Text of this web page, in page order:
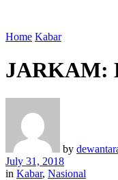
Home Kabar
JARKAM:
by
July 31, 2018
in Kabar, Nasional